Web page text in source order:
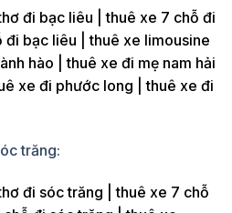
đi bạc liêu | thuê xe 7 chỗ đi
đi bạc liêu | thuê xe limousine
hào | thuê xe đi mẹ nam hải
xe đi phước long | thuê xe đi
trăng:
đi sóc trăng | thuê xe 7 chỗ